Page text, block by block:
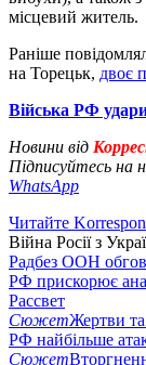
місцевий житель.
Раніше
на Торецьк, двоє
Війська РФ
Новини від
Підписуйтесь на
WhatsApp
Читайте
Війна Росії з
Радбез ООН
РФ прискорює
Рассвет
СюжетЖертви
РФ найбільше
Сюжет